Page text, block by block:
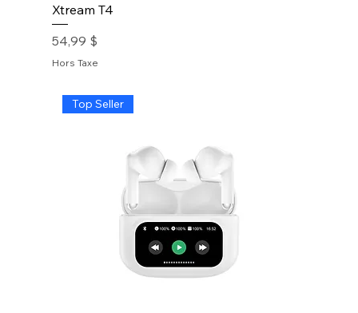
Xtream T4
Prix
54,99 $
Hors Taxe
Top Seller